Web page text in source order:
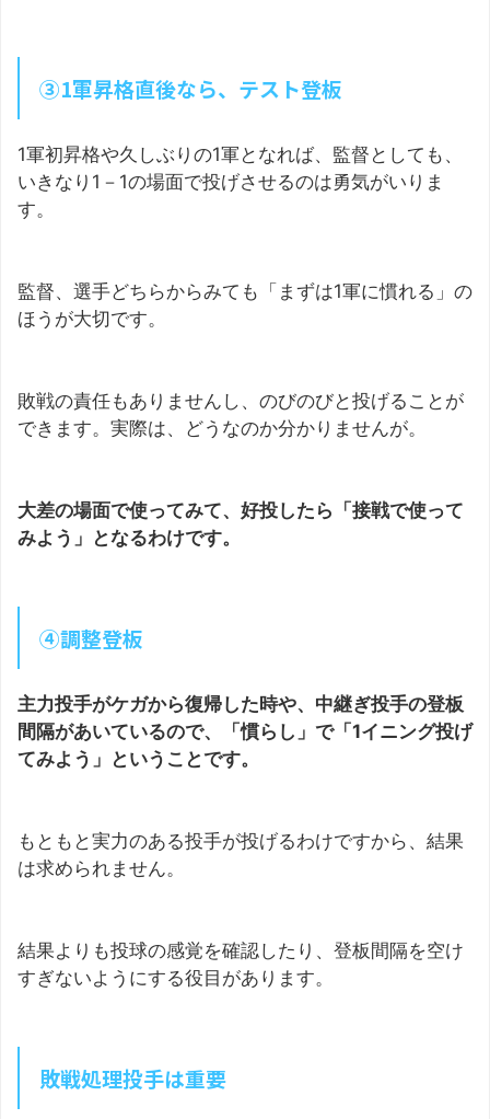
③1軍昇格直後なら、テスト登板
1軍初昇格や久しぶりの1軍となれば、監督としても、
いきなり1－1の場面で投げさせるのは勇気がいりま
す。
監督、選手どちらからみても「まずは1軍に慣れる」の
ほうが大切です。
敗戦の責任もありませんし、のびのびと投げることが
できます。実際は、どうなのか分かりませんが。
大差の場面で使ってみて、好投したら「接戦で使って
みよう」となるわけです。
④調整登板
主力投手がケガから復帰した時や、中継ぎ投手の登板
間隔があいているので、「慣らし」で「1イニング投げ
てみよう」ということです。
もともと実力のある投手が投げるわけですから、結果
は求められません。
結果よりも投球の感覚を確認したり、登板間隔を空け
すぎないようにする役目があります。
敗戦処理投手は重要